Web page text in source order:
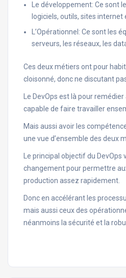
Le développement: Ce sont
logiciels, outils, sites internet
L’Opérationnel: Ce sont les
serveurs, les réseaux, les
Ces deux métiers ont pour
cloisonné, donc ne discutant
Le DevOps est là pour
capable de faire travailler
Mais aussi avoir les
une vue d’ensemble des deux
Le principal objectif du DevOps
changement pour permettre
production assez rapidement.
Donc en accélérant les
mais aussi ceux des
néanmoins la sécurité et la